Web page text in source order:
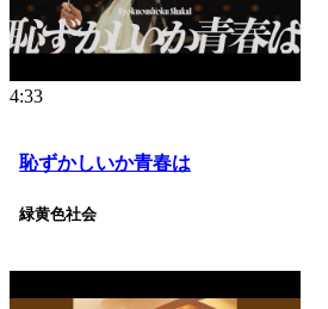
4:33
恥ずかしいか青春は
緑黄色社会